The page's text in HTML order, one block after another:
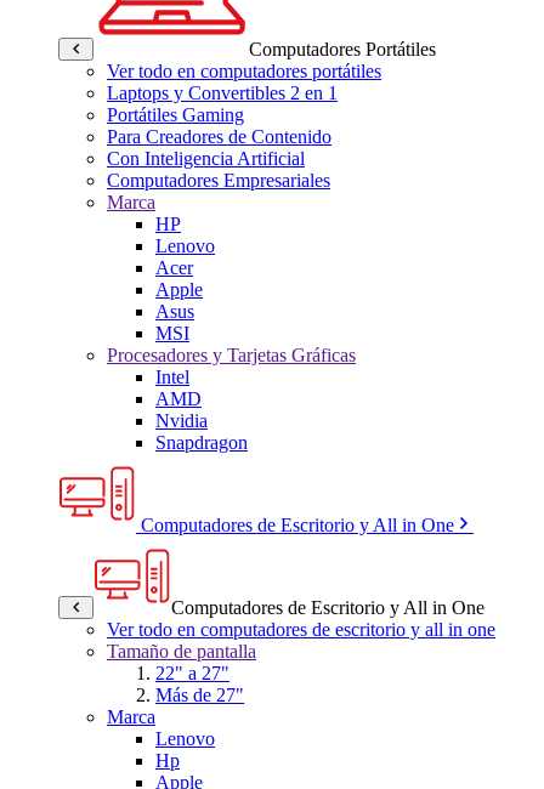
Computadores Portátiles
Ver todo en computadores portátiles
Laptops y Convertibles 2 en 1
Portátiles Gaming
Para Creadores de Contenido
Con Inteligencia Artificial
Computadores Empresariales
Marca
HP
Lenovo
Acer
Apple
Asus
MSI
Procesadores y Tarjetas Gráficas
Intel
AMD
Nvidia
Snapdragon
Computadores de Escritorio y All in One
Computadores de Escritorio y All in One
Ver todo en computadores de escritorio y all in one
Tamaño de pantalla
22" a 27"
Más de 27"
Marca
Lenovo
Hp
Apple